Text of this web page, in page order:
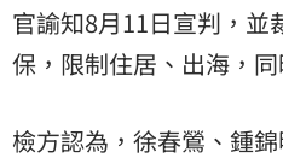
官諭知8月11日宣判，並
保，限制住居、出海，
檢方認為，徐春鶯、鍾